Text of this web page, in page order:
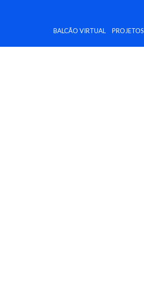
BALCÃO VIRTUAL PROJETOS